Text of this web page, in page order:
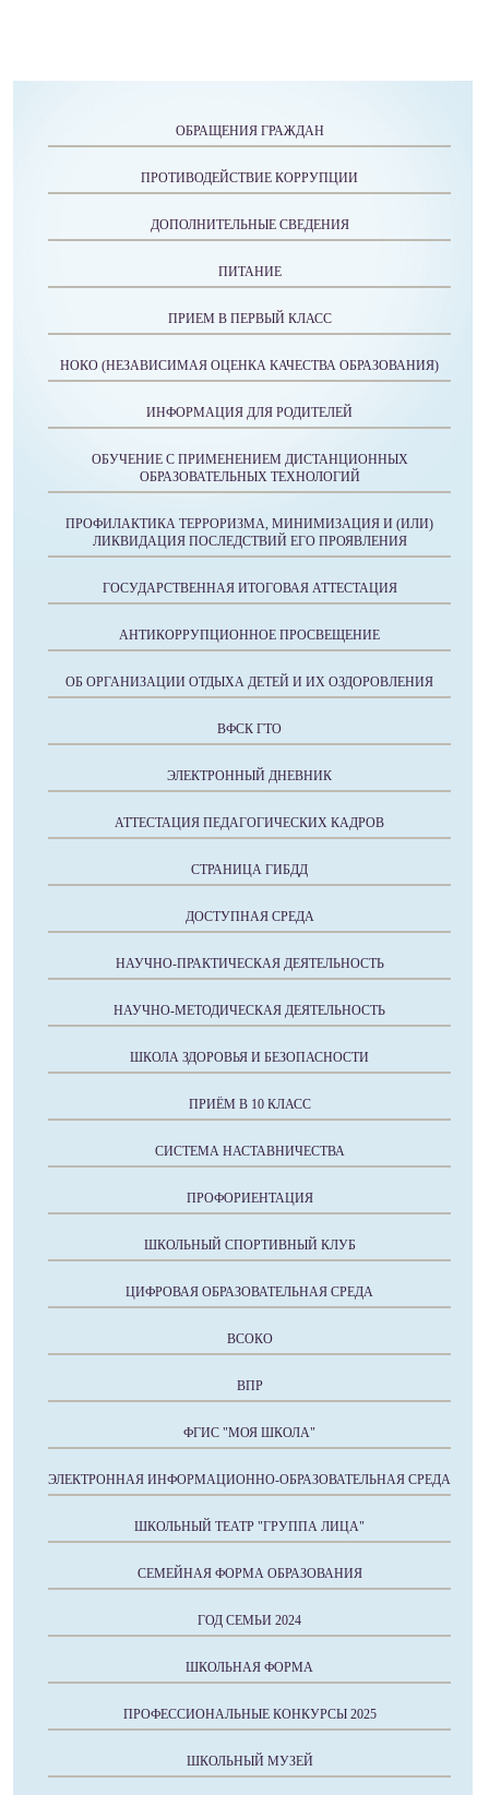
ОБРАЩЕНИЯ ГРАЖДАН
ПРОТИВОДЕЙСТВИЕ КОРРУПЦИИ
ДОПОЛНИТЕЛЬНЫЕ СВЕДЕНИЯ
ПИТАНИЕ
ПРИЕМ В ПЕРВЫЙ КЛАСС
НОКО (НЕЗАВИСИМАЯ ОЦЕНКА КАЧЕСТВА ОБРАЗОВАНИЯ)
ИНФОРМАЦИЯ ДЛЯ РОДИТЕЛЕЙ
ОБУЧЕНИЕ С ПРИМЕНЕНИЕМ ДИСТАНЦИОННЫХ
ОБРАЗОВАТЕЛЬНЫХ ТЕХНОЛОГИЙ
ПРОФИЛАКТИКА ТЕРРОРИЗМА, МИНИМИЗАЦИЯ И (ИЛИ)
ЛИКВИДАЦИЯ ПОСЛЕДСТВИЙ ЕГО ПРОЯВЛЕНИЯ
ГОСУДАРСТВЕННАЯ ИТОГОВАЯ АТТЕСТАЦИЯ
АНТИКОРРУПЦИОННОЕ ПРОСВЕЩЕНИЕ
ОБ ОРГАНИЗАЦИИ ОТДЫХА ДЕТЕЙ И ИХ ОЗДОРОВЛЕНИЯ
ВФСК ГТО
ЭЛЕКТРОННЫЙ ДНЕВНИК
АТТЕСТАЦИЯ ПЕДАГОГИЧЕСКИХ КАДРОВ
СТРАНИЦА ГИБДД
ДОСТУПНАЯ СРЕДА
НАУЧНО-ПРАКТИЧЕСКАЯ ДЕЯТЕЛЬНОСТЬ
НАУЧНО-МЕТОДИЧЕСКАЯ ДЕЯТЕЛЬНОСТЬ
ШКОЛА ЗДОРОВЬЯ И БЕЗОПАСНОСТИ
ПРИЁМ В 10 КЛАСС
СИСТЕМА НАСТАВНИЧЕСТВА
ПРОФОРИЕНТАЦИЯ
ШКОЛЬНЫЙ СПОРТИВНЫЙ КЛУБ
ЦИФРОВАЯ ОБРАЗОВАТЕЛЬНАЯ СРЕДА
ВСОКО
ВПР
ФГИС "МОЯ ШКОЛА"
ЭЛЕКТРОННАЯ ИНФОРМАЦИОННО-ОБРАЗОВАТЕЛЬНАЯ СРЕДА
ШКОЛЬНЫЙ ТЕАТР "ГРУППА ЛИЦА"
СЕМЕЙНАЯ ФОРМА ОБРАЗОВАНИЯ
ГОД СЕМЬИ 2024
ШКОЛЬНАЯ ФОРМА
ПРОФЕССИОНАЛЬНЫЕ КОНКУРСЫ 2025
ШКОЛЬНЫЙ МУЗЕЙ